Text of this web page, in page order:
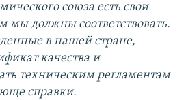
союза есть свои
мы должны соответствовать.
в нашей стране,
качества и
техническим регламентам
справки.